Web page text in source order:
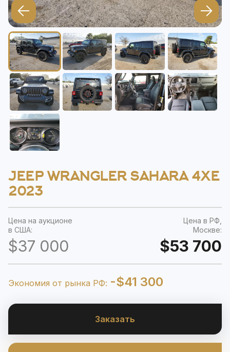
JEEP WRANGLER SAHARA 4XE
2023
Цена на аукционе
в США:
$37 000
Цена в РФ,
Москве:
$53 700
Экономия от рынка РФ: -$41 300
Заказать